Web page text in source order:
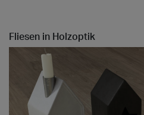
Fliesen in Holzoptik